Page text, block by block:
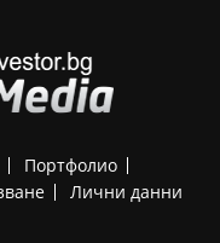
Портфолио
Лични данни